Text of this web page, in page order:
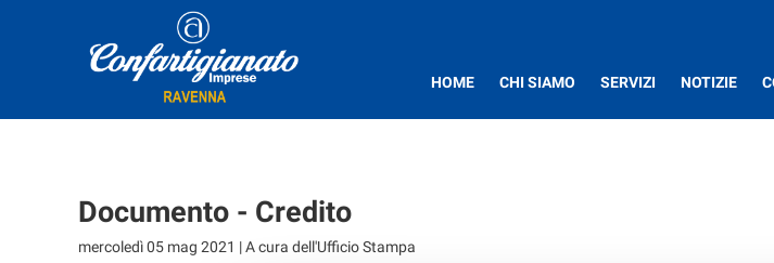
HOME CHI SIAMO SERVIZI NOTIZIE
Documento - Credito
mercoledì 05 mag 2021 | A cura dell'Ufficio Stampa